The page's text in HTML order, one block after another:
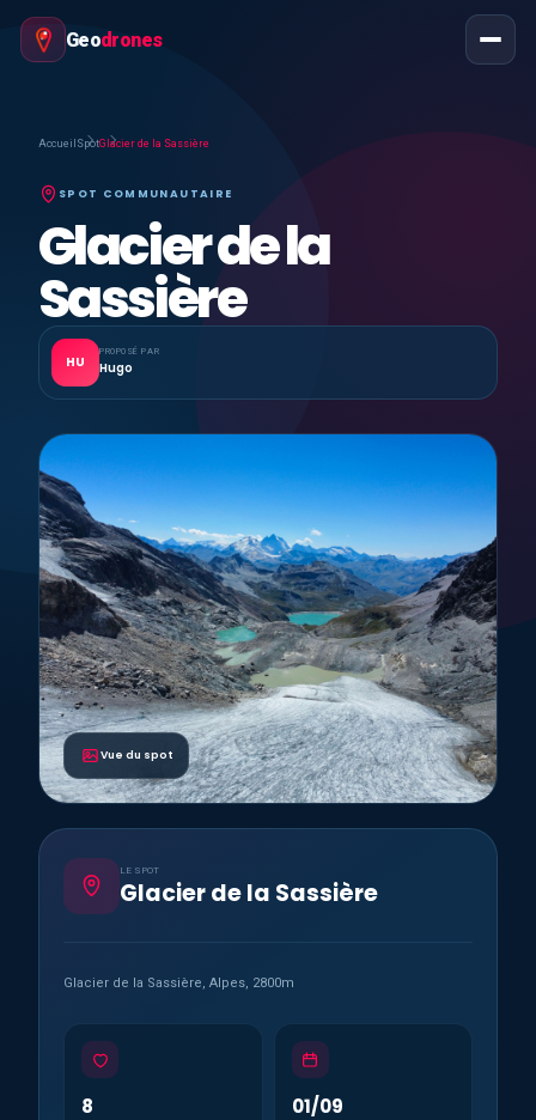
Geodrones
Accueil SpotGlacier de la Sassière
SPOT COMMUNAUTAIRE
Glacier de la
Sassière
HU
PROPOSÉ PAR
Hugo
Vue du spot
LE SPOT
Glacier de la Sassière
Glacier de la Sassière, Alpes, 2800m
8 01/09